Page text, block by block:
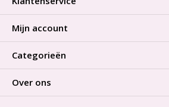
Mijn account
Categorieën
Over ons